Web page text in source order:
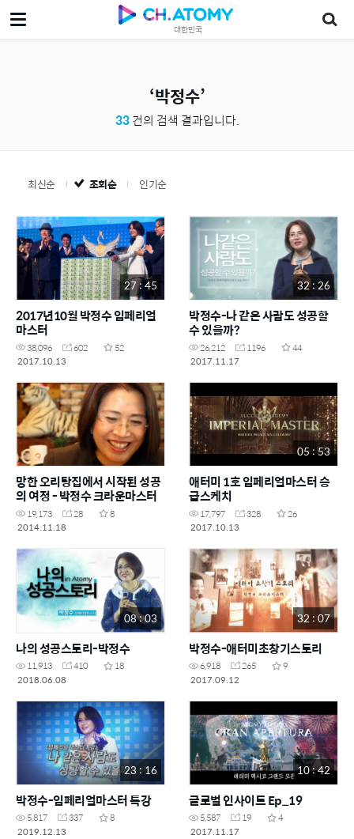
대한민국
박정수
33건의 검색 결과입니다.
최신순 조회순 인기순
27 : 45
2017년10월 박정수 임페리얼
마스터
38,096 602
52
2017.10.13
32 : 26
박정수-나 같은 사람도 성공할
수 있을까?
26,212 1196
44
2017.11.17
망한 오리탕집에서 시작된 성공
의 여정 - 박정수 크라운마스터
19,173 28
8
2014.11.18
05 : 53
애터미 1호 임페리얼마스터 승
급스케치
17,797 328
26
2017.10.13
08 : 03
나의 성공스토리-박정수
11,913 410
18
2018.06.08
32 : 07
박정수-애터미초창기스토리
6,918 265
9
2017.09.12
23 : 16
박정수-임페리얼마스터 특강
5,817 337
8
2019.12.13
10 : 42
글로벌 인사이트 Ep_19
5,587 19
4
2017.11.17